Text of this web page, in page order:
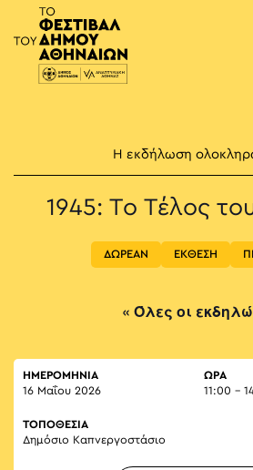
Κύρια
Η εκδήλωση
1945: Το Τέλος
ΔΩΡΕΑΝ ΕΚΘΕΣΗ
« Όλες οι
ΗΜΕΡΟΜΗΝΙΑ
16 Μαΐου 2026
ΏΡΑ
11:00 -
ΤΟΠΟΘΕΣΙΑ
Δημόσιο Καπνεργοστάσιο